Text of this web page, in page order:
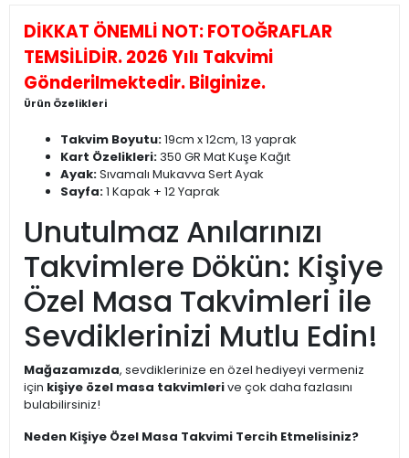
DİKKAT ÖNEMLİ NOT: FOTOĞRAFLAR
TEMSİLİDİR. 2026 Yılı Takvimi
Gönderilmektedir. Bilginize.
Ürün Özelikleri
Takvim Boyutu:19cm x 12cm, 13 yaprak
Kart Özelikleri:350 GR Mat Kuşe Kağıt
Ayak:Sıvamalı Mukavva Sert Ayak
Sayfa:1 Kapak + 12 Yaprak
Unutulmaz Anılarınızı
Takvimlere Dökün: Kişiye
Özel Masa Takvimleri ile
Sevdiklerinizi Mutlu Edin!
Mağazamızda, sevdiklerinize en özel hediyeyi vermeniz
için kişiye özel masa takvimlerive çok daha fazlasını
bulabilirsiniz!
Neden Kişiye Özel Masa Takvimi Tercih Etmelisiniz?